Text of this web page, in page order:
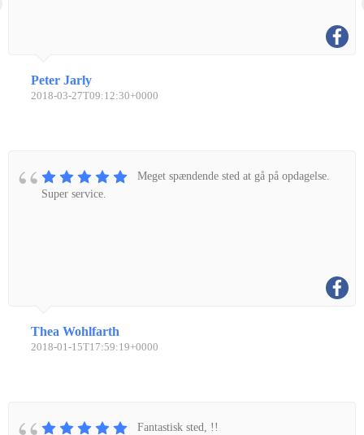
Peter Jarly
2018-03-27T09:12:30+0000
Meget spændende sted at gå på opdagelse.
Super service.
Thea Wohlfarth
2018-01-15T17:59:19+0000
Fantastisk sted, !!